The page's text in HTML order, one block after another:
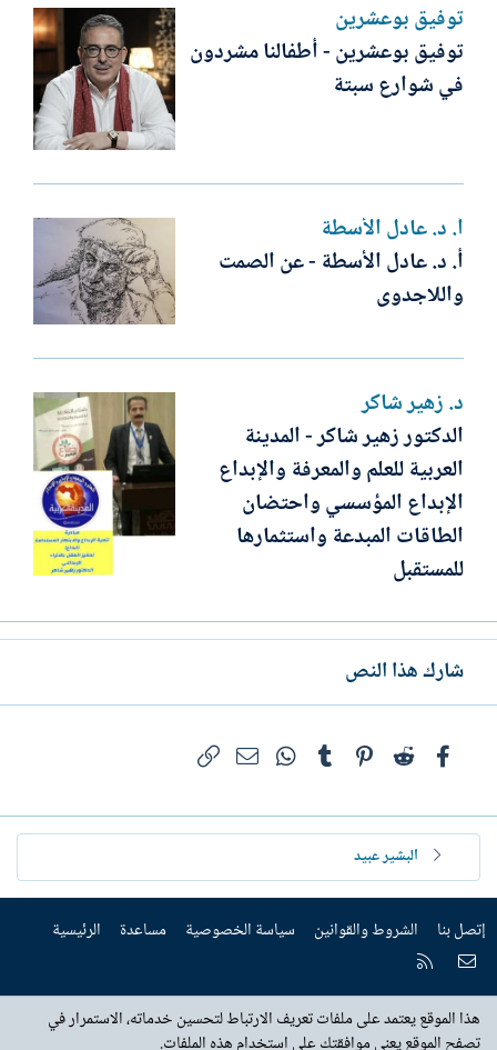
توفيق بوعشرين
توفيق بوعشرين - أطفالنا مشردون
في شوارع سبتة
أ. د. عادل الأسطة
أ. د. عادل الأسطة - عن الصمت
واللاجدوى
د. زهير شاكر
الدكتور زهير شاكر - المدينة
العربية للعلم والمعرفة والإبداع
الإبداع المؤسسي واحتضان
الطاقات المبدعة واستثمارها
للمستقبل
شارك هذا النص
فيسبوكReddit
Pinterest
Tumblr
WhatsAppالبريد الإلكتروني
البشير عبيد
إتصل بنا الشروط والقوانين سياسة الخصوصية مساعدة الرئيسية
إتصل بنا
هذا الموقع يعتمد على ملفات تعريف الارتباط لتحسين خدماته، الاستمرار في